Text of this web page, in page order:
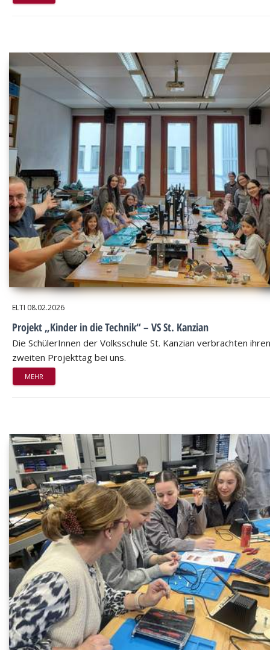
ELTI 08.02.2026
Projekt „Kinder in die Technik“ – VS St. Kanzian
Die SchülerInnen der Volksschule St. Kanzian verbrachten ihren
zweiten Projekttag bei uns.
MEHR